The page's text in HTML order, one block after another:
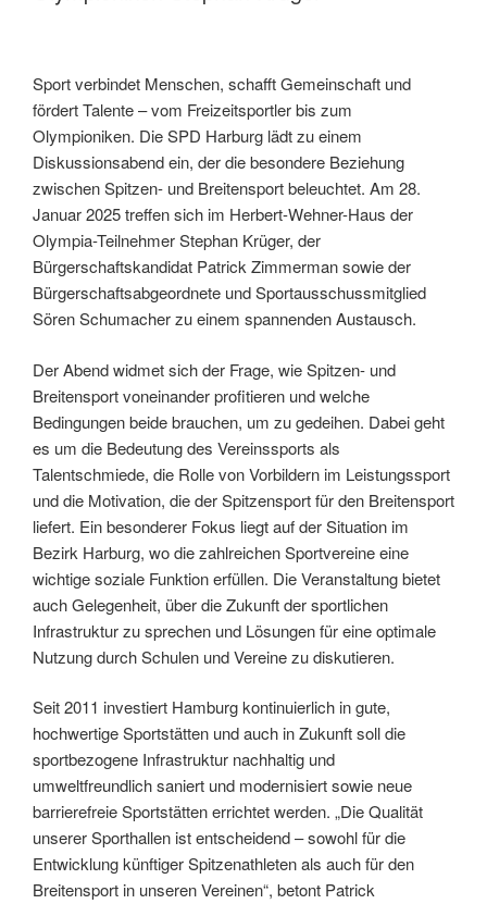
Sport verbindet Menschen, schafft Gemeinschaft und
fördert Talente – vom Freizeitsportler bis zum
Olympioniken. Die SPD Harburg lädt zu einem
Diskussionsabend ein, der die besondere Beziehung
zwischen Spitzen- und Breitensport beleuchtet. Am 28.
Januar 2025 treffen sich im Herbert-Wehner-Haus der
Olympia-Teilnehmer Stephan Krüger, der
Bürgerschaftskandidat Patrick Zimmerman sowie der
Bürgerschaftsabgeordnete und Sportausschussmitglied
Sören Schumacher zu einem spannenden Austausch.
Der Abend widmet sich der Frage, wie Spitzen- und
Breitensport voneinander profitieren und welche
Bedingungen beide brauchen, um zu gedeihen. Dabei geht
es um die Bedeutung des Vereinssports als
Talentschmiede, die Rolle von Vorbildern im Leistungssport
und die Motivation, die der Spitzensport für den Breitensport
liefert. Ein besonderer Fokus liegt auf der Situation im
Bezirk Harburg, wo die zahlreichen Sportvereine eine
wichtige soziale Funktion erfüllen. Die Veranstaltung bietet
auch Gelegenheit, über die Zukunft der sportlichen
Infrastruktur zu sprechen und Lösungen für eine optimale
Nutzung durch Schulen und Vereine zu diskutieren.
Seit 2011 investiert Hamburg kontinuierlich in gute,
hochwertige Sportstätten und auch in Zukunft soll die
sportbezogene Infrastruktur nachhaltig und
umweltfreundlich saniert und modernisiert sowie neue
barrierefreie Sportstätten errichtet werden. „Die Qualität
unserer Sporthallen ist entscheidend – sowohl für die
Entwicklung künftiger Spitzenathleten als auch für den
Breitensport in unseren Vereinen“, betont Patrick